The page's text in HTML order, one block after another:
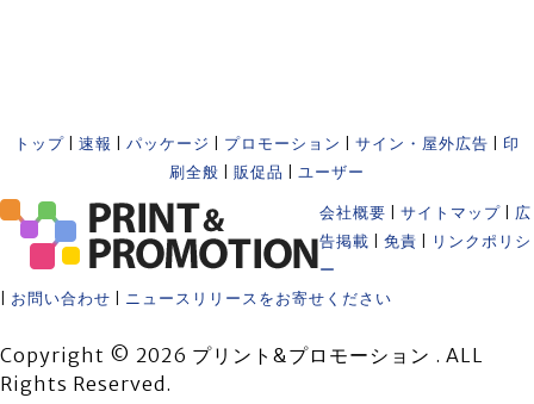
トップ 速報 パッケージ プロモーション サイン・屋外広告
印
刷全般
販促品 ユーザー
会社概要 サイトマップ
広
告掲載
免責
リンクポリシ
ー
お問い合わせ ニュースリリースをお寄せください
Copyright © 2026 プリント&プロモーション . ALL
Rights Reserved.